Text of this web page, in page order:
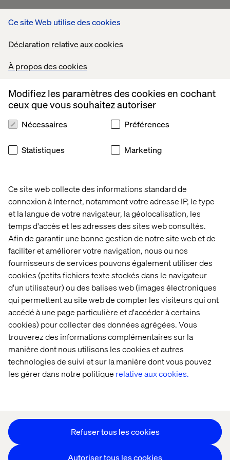
Ce site Web utilise des cookies
Déclaration relative aux cookies
À propos des cookies
Ce site web collecte des informations standard de
connexion à Internet, notamment votre adresse IP, le type
et la langue de votre navigateur, la géolocalisation, les
temps d'accès et les adresses des sites web consultés.
Afin de garantir une bonne gestion de notre site web et de
faciliter et améliorer votre navigation, nous ou nos
fournisseurs de services pouvons également utiliser des
cookies (petits fichiers texte stockés dans le navigateur
d'un utilisateur) ou des balises web (images électroniques
qui permettent au site web de compter les visiteurs qui ont
accédé à une page particulière et d'accéder à certains
cookies) pour collecter des données agrégées. Vous
trouverez des informations complémentaires sur la
manière dont nous utilisons les cookies et autres
technologies de suivi et sur la manière dont vous pouvez
les gérer dans notre politique relative aux cookies.
Modifiez les paramètres des cookies en cochant
ceux que vous souhaitez autoriser
Nécessaires Préférences
Statistiques Marketing
Refuser tous les cookies
Autoriser tous les cookies
accueil livres blancs
Livres blancs
Accueil
À propos
Bureaux
Carrières
Déclaration sur les cookies